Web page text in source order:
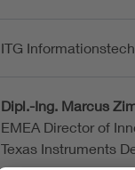
ITG
Dipl.-Ing. Marcus
EMEA Director of
Texas Instruments